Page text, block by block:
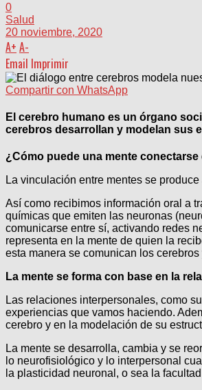
0
Salud
20 noviembre, 2020
A+ A-
Email Imprimir
Compartir con WhatsApp
El cerebro humano es un órgano
cerebros desarrollan y modelan sus
¿Cómo puede una mente
La vinculación entre mentes se
Así como recibimos información oral a
químicas que emiten las neuronas
comunicarse entre sí, activando redes
representa en la mente de quien la
esta manera se comunican los
La mente se forma con base en la
Las relaciones interpersonales, como
experiencias que vamos haciendo.
cerebro y en la modelación de su
La mente se desarrolla, cambia y se
lo neurofisiológico y lo interpersonal
la plasticidad neuronal, o sea la